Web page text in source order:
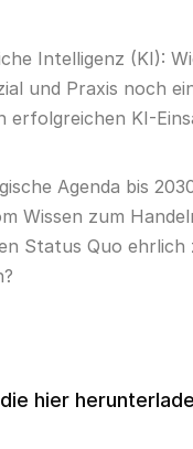
Intelligenz (KI):
und Praxis noch
erfolgreichen KI-
Agenda bis
Wissen zum
Status Quo
hier